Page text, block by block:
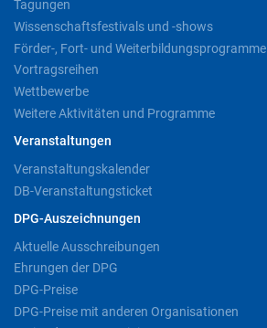
Tagungen
Wissenschaftsfestivals und -shows
Förder-, Fort- und Weiterbildungsprogramme
Vortragsreihen
Wettbewerbe
Weitere Aktivitäten und Programme
Veranstaltungen
Veranstaltungskalender
DB-Veranstaltungsticket
DPG-Auszeichnungen
Aktuelle Ausschreibungen
Ehrungen der DPG
DPG-Preise
DPG-Preise mit anderen Organisationen